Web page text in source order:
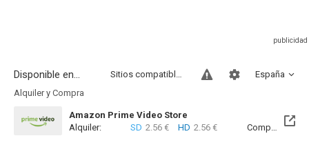
Disponible en... España
Sitios compatibles
Alquiler y Compra
Amazon Prime Video Store
Alquiler:
SD 2.56 € HD 2.56 € Compra: SD